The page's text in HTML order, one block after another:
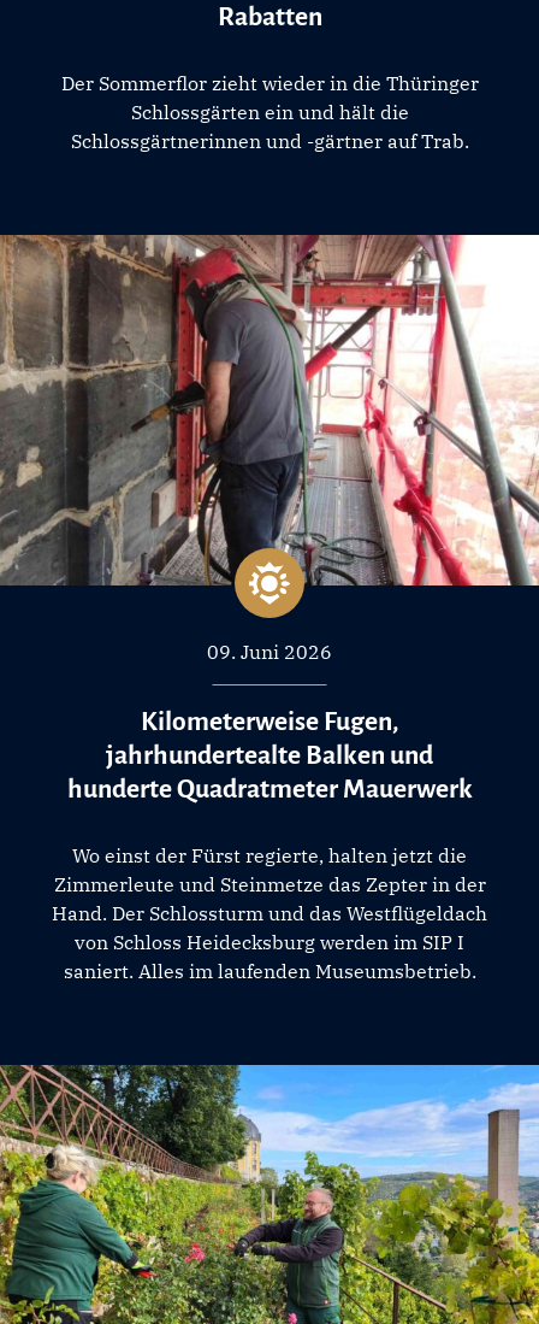
Rabatten
Der Sommerflor zieht wieder in die Thüringer
Schlossgärten ein und hält die
Schlossgärtnerinnen und -gärtner auf Trab.
09. Juni 2026
Kilometerweise Fugen,
jahrhundertealte Balken und
hunderte Quadratmeter Mauerwerk
Wo einst der Fürst regierte, halten jetzt die
Zimmerleute und Steinmetze das Zepter in der
Hand. Der Schlossturm und das Westflügeldach
von Schloss Heidecksburg werden im SIP I
saniert. Alles im laufenden Museumsbetrieb.